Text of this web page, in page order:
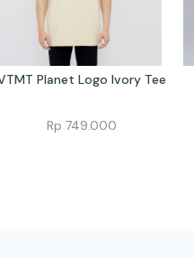
Planet Logo Ivory Tee
Rp 749.000